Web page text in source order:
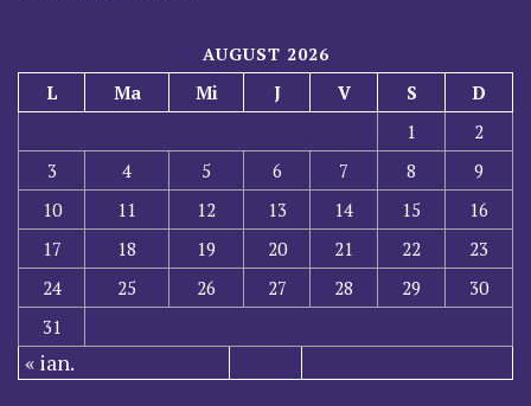
AUGUST 2026
L Ma Mi J V S
D
1
2
3
4 5 6 7 8
9
10
11 12 13 14 15
16
17
18 19 20 21 22
23
24
25 26 27 28 29
30
31
« ian.